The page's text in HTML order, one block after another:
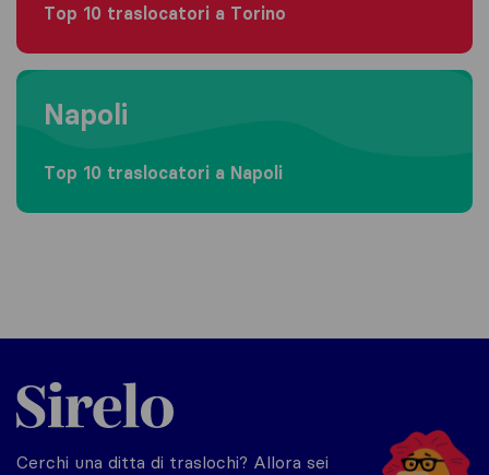
Top 10 traslocatori a Torino
Moving to Napoli
Napoli
Top 10 traslocatori a Napoli
Sirelo.it
Cerchi una ditta di traslochi? Allora sei